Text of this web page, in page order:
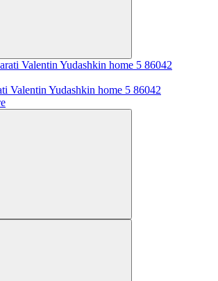
Valentin Yudashkin home 5 86042